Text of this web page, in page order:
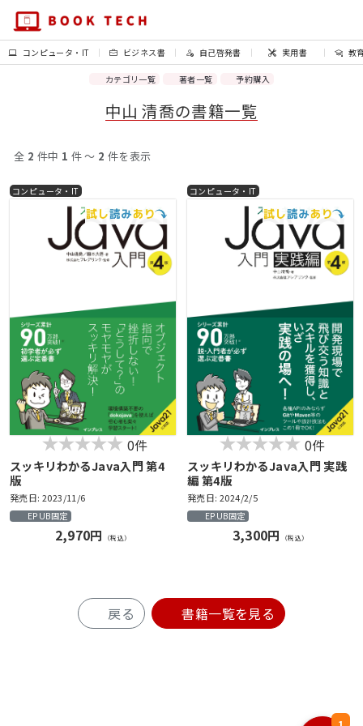
コンピュータ・IT ビジネス書 自己啓発書 実用書 教
カテゴリ一覧 著者一覧 予約購入
中山 清喬の書籍一覧
全 2 件中 1 件 〜 2 件を表示
コンピュータ・IT
0件
スッキリわかるJava入門 第4
版
発売日: 2023/11/6
EPUB固定
2,970円 （税込）
コンピュータ・IT
0件
スッキリわかるJava入門 実践
編 第4版
発売日: 2024/2/5
EPUB固定
3,300円 （税込）
戻る 書籍一覧を見る